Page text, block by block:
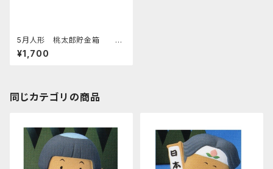
5月人形 桃太郎貯金箱 こ
いのぼり付 四日市萬古焼
¥1,700
同じカテゴリの商品